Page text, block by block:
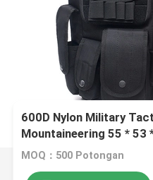
600D Nylon Military
Mountaineering 55 * 53
MOQ：500 Potongan